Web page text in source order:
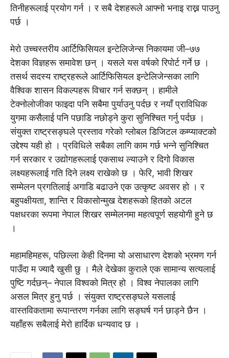
तिनीहरूलाई प्रयोग गर्न । र सबै देशहरूले आफ्नो भनाइ राख्न पाउनु
पर्छ ।
मेरो उच्चस्तरीय आर्टिफिसियल इन्टेलिजेन्स निकायमा जी–७७
देशका विज्ञहरू समावेश छन् । यसले यस वर्षको रिपोर्ट गर्ने छ ।
तसर्थ सदस्य राष्ट्रहरूले आर्टिफिसियल इन्टेलिजेन्सका लागि
वैश्विक शासन विकल्पहरू विचार गर्न सक्छन् । हामीले
टेक्नोलोजीका फाइदा पनि सबैमा पुर्याउनु पर्दछ र नयाँ प्राविधिक
युगमा कसैलाई पनि पछाडि नछोड्ने कुरा सुनिश्चित गर्नु पर्दछ ।
संयुक्त राष्ट्रसङ्घले प्रस्ताव गरेको ग्लोबल डिजिटल कम्प्याक्टको
उद्देश्य यही हो । प्रविधिले सबैका लागि काम गर्छ भन्ने सुनिश्चित
गर्न सरकार र उद्योगहरूलाई एकसाथ ल्याउने र दिगो विकास
लक्ष्यहरूलाई गति दिने लक्ष्य राखेको छ । फेरि, भावी शिखर
सम्मेलन प्रगतिलाई अगाडि बढाउने एक उत्कृष्ट अवसर हो । र
बहुपक्षीयता, शान्ति र विकासोन्मुख देशहरूको हितको अटल
पक्षधरका रूपमा नेपाल शिखर सम्मेलनमा महत्वपूर्ण सहयोगी हुने छ
।
महामहिमहरू, पछिल्ला केही दिनमा यो असाधारण देशको भ्रमण गर्न
पाउँदा म ज्यादै खुसी छु । मैले देखेका कुराले एक सामान्य सत्यलाई
पुष्टि गर्दछन्– नेपाल विश्वको मित्र हो । विश्व नेपालका लागि
असल मित्र हुनु पर्छ । संयुक्त राष्ट्रसङ्घले यसलाई
वास्तविकतामा रूपान्तरण गर्नका लागि सङ्घर्ष गर्न छाड्ने छैन ।
यहाँहरू सबैलाई मेरो हार्दिक धन्यवाद छ ।